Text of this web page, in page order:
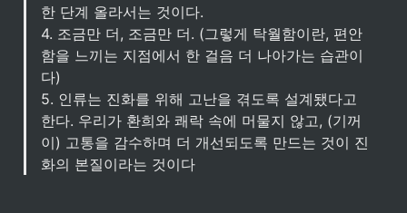
한 단계 올라서는 것이다.
4. 조금만 더, 조금만 더. (그렇게 탁월함이란, 편안
함을 느끼는 지점에서 한 걸음 더 나아가는 습관이
다)
5. 인류는 진화를 위해 고난을 겪도록 설계됐다고
한다. 우리가 환희와 쾌락 속에 머물지 않고, (기꺼
이) 고통을 감수하며 더 개선되도록 만드는 것이 진
화의 본질이라는 것이다